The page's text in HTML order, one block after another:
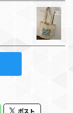
ポスト